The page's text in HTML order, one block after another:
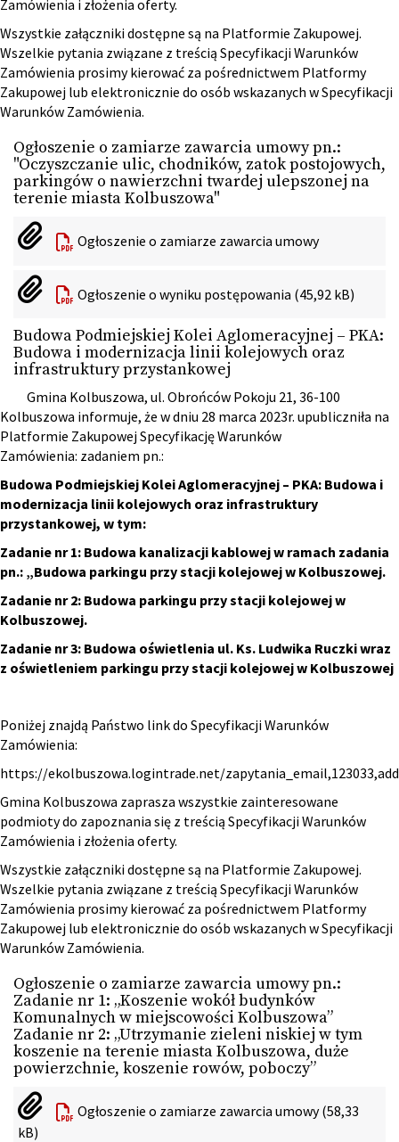
Zamówienia i złożenia oferty.
Wszystkie załączniki dostępne są na Platformie Zakupowej.
Wszelkie pytania związane z treścią Specyfikacji Warunków
Zamówienia prosimy kierować za pośrednictwem Platformy
Zakupowej lub elektronicznie do osób wskazanych w Specyfikacji
Warunków Zamówienia.
Ogłoszenie o zamiarze zawarcia umowy pn.:
"Oczyszczanie ulic, chodników, zatok postojowych,
parkingów o nawierzchni twardej ulepszonej na
terenie miasta Kolbuszowa"
Ogłoszenie o zamiarze zawarcia umowy
Ogłoszenie o wyniku postępowania (45,92 kB)
Budowa Podmiejskiej Kolei Aglomeracyjnej – PKA:
Budowa i modernizacja linii kolejowych oraz
infrastruktury przystankowej
Gmina Kolbuszowa, ul. Obrońców Pokoju 21, 36-100
Kolbuszowa informuje, że w dniu 28 marca 2023r. upubliczniła na
Platformie Zakupowej Specyfikację Warunków
Zamówienia: zadaniem pn.:
Budowa Podmiejskiej Kolei Aglomeracyjnej – PKA: Budowa i
modernizacja linii kolejowych oraz infrastruktury
przystankowej, w tym:
Zadanie nr 1: Budowa kanalizacji kablowej w ramach zadania
pn.: „Budowa parkingu przy stacji kolejowej w Kolbuszowej.
Zadanie nr 2: Budowa parkingu przy stacji kolejowej w
Kolbuszowej.
Zadanie nr 3: Budowa oświetlenia ul. Ks. Ludwika Ruczki wraz
z oświetleniem parkingu przy stacji kolejowej w Kolbuszowej
Poniżej znajdą Państwo link do Specyfikacji Warunków
Zamówienia:
https://ekolbuszowa.logintrade.net/
Gmina Kolbuszowa zaprasza wszystkie zainteresowane
podmioty do zapoznania się z treścią Specyfikacji Warunków
Zamówienia i złożenia oferty.
Wszystkie załączniki dostępne są na Platformie Zakupowej.
Wszelkie pytania związane z treścią Specyfikacji Warunków
Zamówienia prosimy kierować za pośrednictwem Platformy
Zakupowej lub elektronicznie do osób wskazanych w Specyfikacji
Warunków Zamówienia.
Ogłoszenie o zamiarze zawarcia umowy pn.:
Zadanie nr 1: „Koszenie wokół budynków
Komunalnych w miejscowości Kolbuszowa”
Zadanie nr 2: „Utrzymanie zieleni niskiej w tym
koszenie na terenie miasta Kolbuszowa, duże
powierzchnie, koszenie rowów, poboczy”
Ogłoszenie o zamiarze zawarcia umowy (58,33
kB)